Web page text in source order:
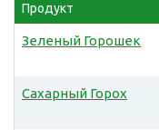
Продукт
Зеленый Горошек
Сахарный Горох